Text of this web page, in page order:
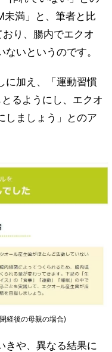
満」と、筆者と比
り、腸内でエクオ
いというのです。
に加え、「運動習慣
るようにし、エクオ
しましょう」とのア
経後の母親の場合)
きや、異なる結果に